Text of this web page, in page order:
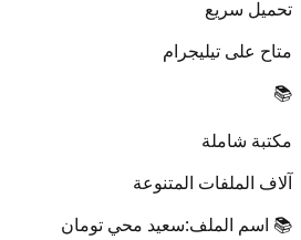
تحميل سريع
متاح على تيليجرام
📚
مكتبة شاملة
آلاف الملفات المتنوعة
📚 اسم الملف:سعيد محي تومان